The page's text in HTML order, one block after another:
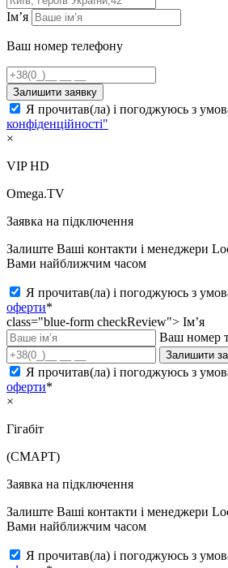
Ім’я
Ваш номер телефону
Залишити заявку
Я прочитав(ла) і погоджуюсь з
конфіденційності"
×
VIP HD
Omega.TV
Заявка на підключення
Залиште Ваші контакти і менеджери
Вами найближчим часом
Я прочитав(ла) і погоджуюсь з
оферти*
class="blue-form checkReview"> Ім’я
Ваш номер
Залишити
Я прочитав(ла) і погоджуюсь з
оферти*
×
Гігабіт
(СМАРТ)
Заявка на підключення
Залиште Ваші контакти і менеджери
Вами найближчим часом
Я прочитав(ла) і погоджуюсь з